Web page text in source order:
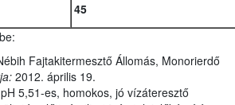
45
Fajtakitermesztő Állomás, Monorierdő
2012. április 19.
pH 5,51-es, homokos, jó vízáteresztő